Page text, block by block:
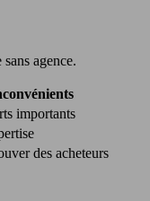
agence.
importants
des acheteurs